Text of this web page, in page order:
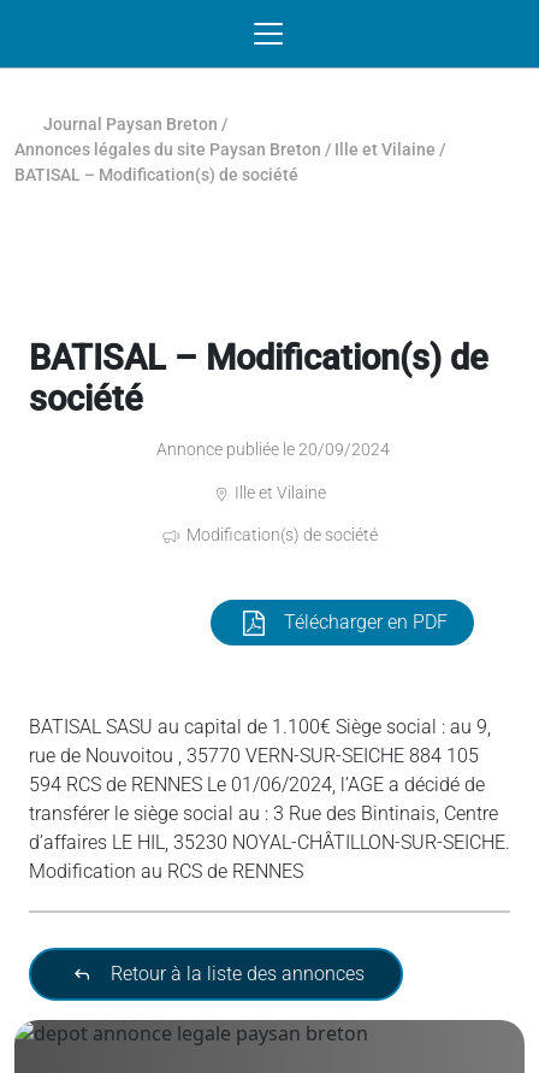
Journal Paysan Breton /
Annonces légales du site Paysan Breton / Ille et Vilaine /
BATISAL – Modification(s) de société
BATISAL – Modification(s) de
société
Annonce publiée le 20/09/2024
Ille et Vilaine
Modification(s) de société
Télécharger en PDF
BATISAL SASU au capital de 1.100€ Siège social : au 9,
rue de Nouvoitou , 35770 VERN-SUR-SEICHE 884 105
594 RCS de RENNES Le 01/06/2024, l’AGE a décidé de
transférer le siège social au : 3 Rue des Bintinais, Centre
d’affaires LE HIL, 35230 NOYAL-CHÂTILLON-SUR-SEICHE.
Modification au RCS de RENNES
Retour à la liste des annonces